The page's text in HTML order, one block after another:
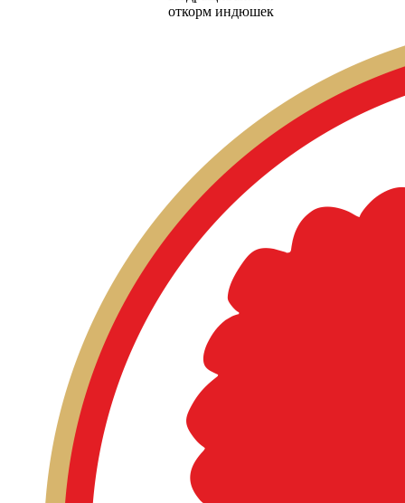
откорм индюшек